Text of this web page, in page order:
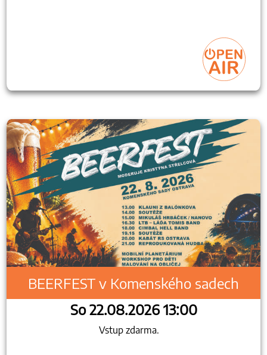
BEERFEST v Komenského sadech
So 22.08.2026 13:00
Vstup zdarma.